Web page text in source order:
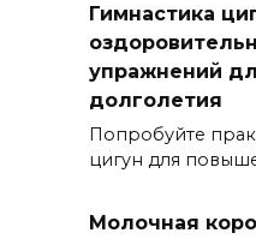
Гимнастика
упражнений
долголетия
Попробуйте
цигун для
Молочная